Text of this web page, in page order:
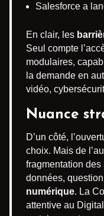
Salesforce a
En clair, les
Seul compte
modulaires,
la demande en
vidéo,
Nuance
D’un côté,
choix. Mais de
fragmentation
données,
numérique. La
attentive au